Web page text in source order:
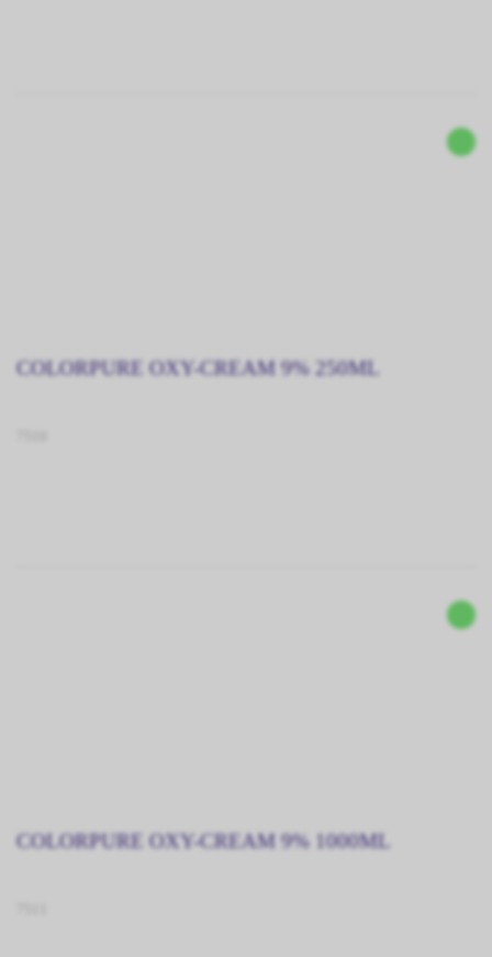
COLORPURE OXY-CREAM 9% 250ML
COLORPURE OXY-CREAM 9% 1000ML